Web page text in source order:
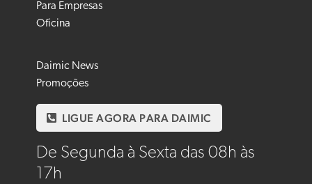
Para Empresas
Oficina
Daimic News
Promoções
LIGUE AGORA PARA DAIMIC
De Segunda à Sexta das 08h às
17h